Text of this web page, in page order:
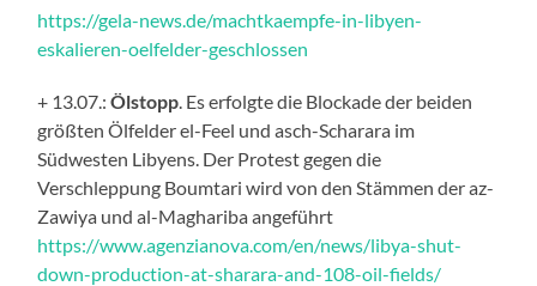
https://gela-news.de/machtkaempfe-in-libyen-
eskalieren-oelfelder-geschlossen
+ 13.07.:Ölstopp. Es erfolgte die Blockade der beiden
größten Ölfelder el-Feel und asch-Scharara im
Südwesten Libyens. Der Protest gegen die
Verschleppung Boumtari wird von den Stämmen der az-
Zawiya und al-Maghariba angeführt
https://www.agenzianova.com/en/news/libya-shut-
down-production-at-sharara-and-108-oil-fields/